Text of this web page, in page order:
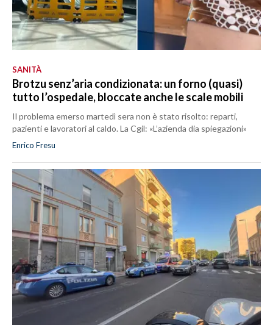
SANITÀ
Brotzu senz’aria condizionata: un forno (quasi)
tutto l’ospedale, bloccate anche le scale mobili
Il problema emerso martedì sera non è stato risolto: reparti,
pazienti e lavoratori al caldo. La Cgil: «L’azienda dia spiegazioni»
Enrico Fresu